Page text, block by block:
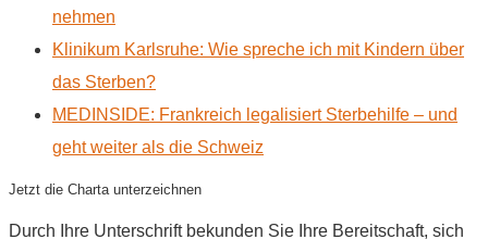
nehmen
Klinikum Karlsruhe: Wie spreche ich mit Kindern über
das Sterben?
MEDINSIDE: Frankreich legalisiert Sterbehilfe – und
geht weiter als die Schweiz
Jetzt die Charta unterzeichnen
Durch Ihre Unterschrift bekunden Sie Ihre Bereitschaft, sich